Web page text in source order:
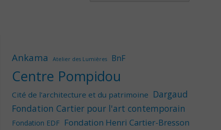
Ankama Atelier des Lumières BnF
Centre Pompidou
Cité de l'architecture et du patrimoine Dargaud
Fondation Cartier pour l'art contemporain
Fondation EDF Fondation Henri Cartier-Bresson